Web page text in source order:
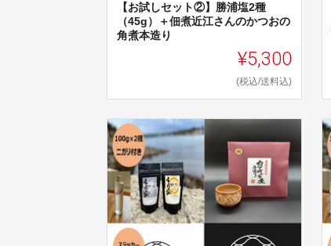
【お試しセット②】勝浦塩2種
（45g）＋佃煮近江さんのかつおの
角煮本造り
¥5,300
(税込/送料込)